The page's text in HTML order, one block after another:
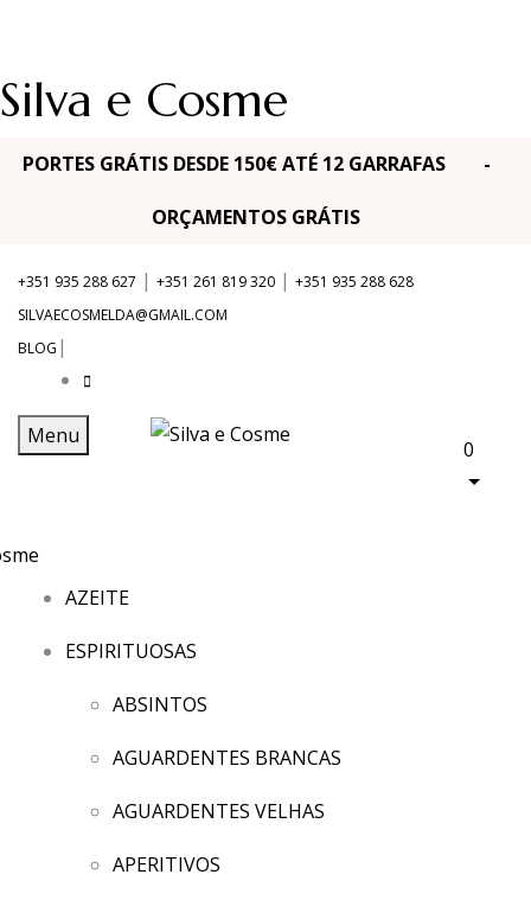
Silva e Cosme
PORTES GRÁTIS DESDE 150€ ATÉ 12 GARRAFAS -
ORÇAMENTOS GRÁTIS
+351 935 288 627 | +351 261 819 320 | +351 935 288 628
SILVAECOSMELDA@GMAIL.COM
BLOG |
Menu
0
AZEITE
ESPIRITUOSAS
ABSINTOS
AGUARDENTES BRANCAS
AGUARDENTES VELHAS
APERITIVOS